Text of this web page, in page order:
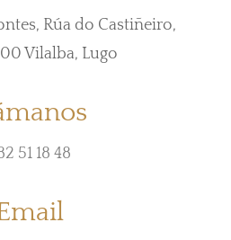
Rúa do Castiñeiro,
Vilalba, Lugo
51 18 48